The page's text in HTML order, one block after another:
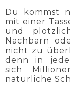
Du kommst
mit einer
und
Nachbarn
nicht zu
denn in
sich
natürliche